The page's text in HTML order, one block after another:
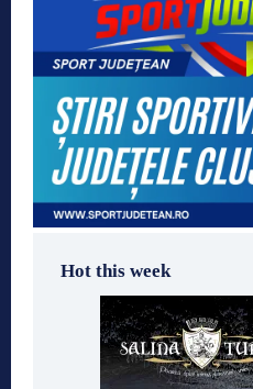
Hot this week